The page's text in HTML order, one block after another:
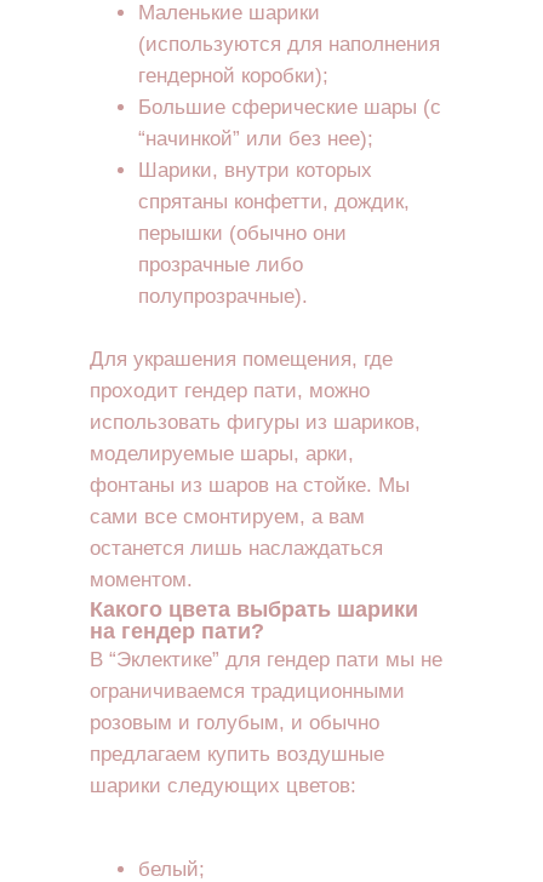
Какого цвета выбрать шарики
на гендер пати?
Маленькие шарики
(используются для наполнения
гендерной коробки);
Большие сферические шары (с
“начинкой” или без нее);
Шарики, внутри которых
спрятаны конфетти, дождик,
перышки (обычно они
прозрачные либо
полупрозрачные).
Для украшения помещения, где
проходит гендер пати, можно
использовать фигуры из шариков,
моделируемые шары, арки,
фонтаны из шаров на стойке. Мы
сами все смонтируем, а вам
останется лишь наслаждаться
моментом.
В “Эклектике” для гендер пати мы не
ограничиваемся традиционными
розовым и голубым, и обычно
предлагаем купить воздушные
шарики следующих цветов:
белый;